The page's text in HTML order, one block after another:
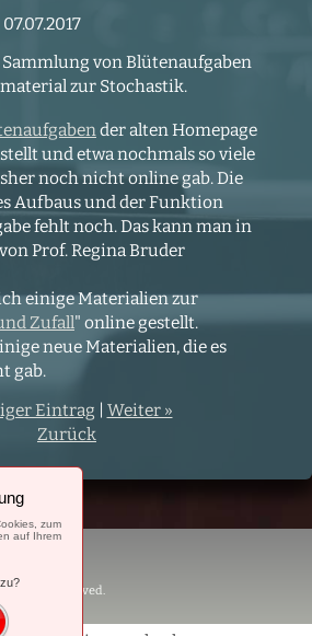
07.07.2017
von Blütenaufgaben
zur Stochastik.
der alten Homepage
und etwa nochmals so viele
noch nicht online gab. Die
Aufbaus und der Funktion
fehlt noch. Das kann man in
Prof. Regina Bruder
einige Materialien zur
Zufall" online gestellt.
neue Materialien, die es
gab.
Eintrag
Weiter »
Zurück
Rights Reserved.
zum
auf Ihrem